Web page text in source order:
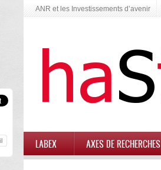
ANR et les Investissements d’avenir
LABEX AXES DE RECHERCHES